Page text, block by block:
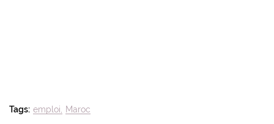
Tags: emploi Maroc